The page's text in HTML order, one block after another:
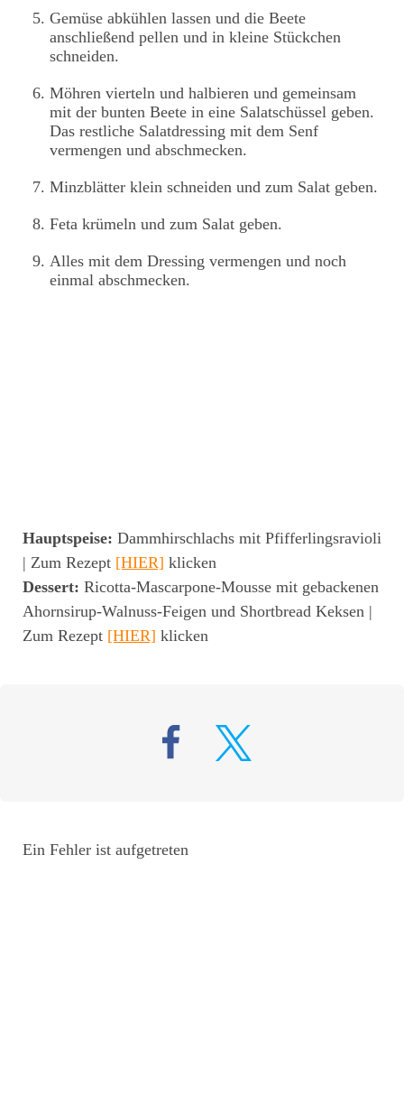
Gemüse abkühlen lassen und die Beete
anschließend pellen und in kleine Stückchen
schneiden.
Möhren vierteln und halbieren und gemeinsam
mit der bunten Beete in eine Salatschüssel geben.
Das restliche Salatdressing mit dem Senf
vermengen und abschmecken.
Minzblätter klein schneiden und zum Salat geben.
Feta krümeln und zum Salat geben.
Alles mit dem Dressing vermengen und noch
einmal abschmecken.
Hauptspeise: Dammhirschlachs mit Pfifferlingsravioli
| Zum Rezept [HIER] klicken
Dessert: Ricotta-Mascarpone-Mousse mit gebackenen
Ahornsirup-Walnuss-Feigen und Shortbread Keksen |
Zum Rezept [HIER] klicken
Ein Fehler ist aufgetreten